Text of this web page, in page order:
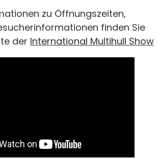
zu Öffnungszeiten,
finden Sie
der International Multihull Show